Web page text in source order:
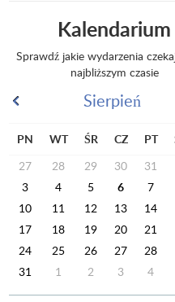
Kalendarium
Sprawdź jakie wydarzenia
najbliższym czasie
Sierpień
PN WT ŚR CZ PT
27
28 29 30 31
3
4 5 6 7
10
11 12 13 14
17
18 19 20 21
24
25 26 27 28
31
1 2 3 4